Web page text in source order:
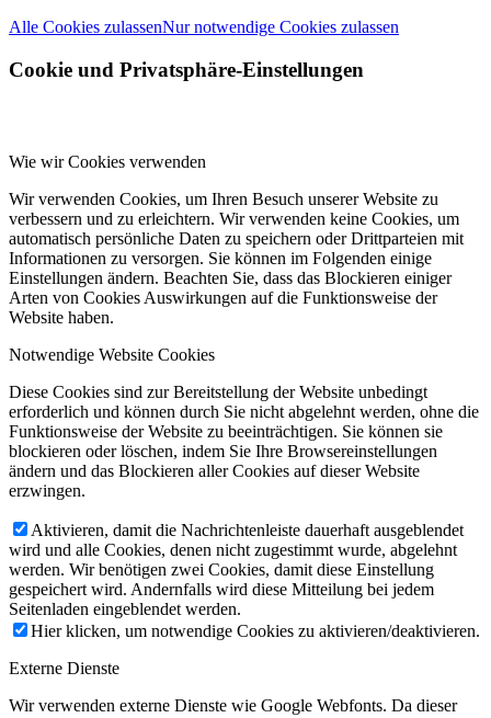
Alle Cookies zulassenNur notwendige Cookies zulassen
Cookie und Privatsphäre-Einstellungen
Wie wir Cookies verwenden
Wir verwenden Cookies, um Ihren Besuch unserer Website zu
verbessern und zu erleichtern. Wir verwenden keine Cookies, um
automatisch persönliche Daten zu speichern oder Drittparteien mit
Informationen zu versorgen. Sie können im Folgenden einige
Einstellungen ändern. Beachten Sie, dass das Blockieren einiger
Arten von Cookies Auswirkungen auf die Funktionsweise der
Website haben.
Notwendige Website Cookies
Diese Cookies sind zur Bereitstellung der Website unbedingt
erforderlich und können durch Sie nicht abgelehnt werden, ohne die
Funktionsweise der Website zu beeinträchtigen. Sie können sie
blockieren oder löschen, indem Sie Ihre Browsereinstellungen
ändern und das Blockieren aller Cookies auf dieser Website
erzwingen.
Aktivieren, damit die Nachrichtenleiste dauerhaft ausgeblendet
wird und alle Cookies, denen nicht zugestimmt wurde, abgelehnt
werden. Wir benötigen zwei Cookies, damit diese Einstellung
gespeichert wird. Andernfalls wird diese Mitteilung bei jedem
Seitenladen eingeblendet werden.
Hier klicken, um notwendige Cookies zu aktivieren/deaktivieren.
Externe Dienste
Wir verwenden externe Dienste wie Google Webfonts. Da dieser